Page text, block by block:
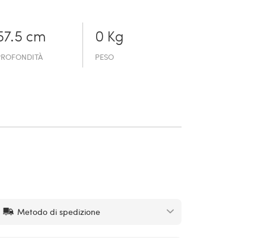
cm 0 Kg
PESO
Metodo di spedizione